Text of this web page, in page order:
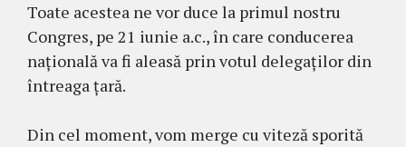
Toate acestea ne vor duce la primul nostru
Congres, pe 21 iunie a.c., în care conducerea
națională va fi aleasă prin votul delegaților din
întreaga țară.
Din cel moment, vom merge cu viteză sporită